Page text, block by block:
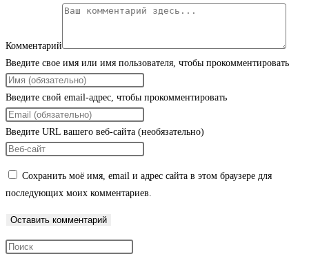
Комментарий
Введите свое имя или имя пользователя, чтобы прокомментировать
Введите свой email-адрес, чтобы прокомментировать
Введите URL вашего веб-сайта (необязательно)
Сохранить моё имя, email и адрес сайта в этом браузере для
последующих моих комментариев.